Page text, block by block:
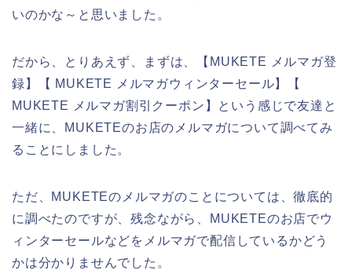
いのかな～と思いました。
だから、とりあえず、まずは、【MUKETE メルマガ登
録】【 MUKETE メルマガウィンターセール】【
MUKETE メルマガ割引クーポン】という感じで友達と
一緒に、MUKETEのお店のメルマガについて調べてみ
ることにしました。
ただ、MUKETEのメルマガのことについては、徹底的
に調べたのですが、残念ながら、MUKETEのお店でウ
ィンターセールなどをメルマガで配信しているかどう
かは分かりませんでした。